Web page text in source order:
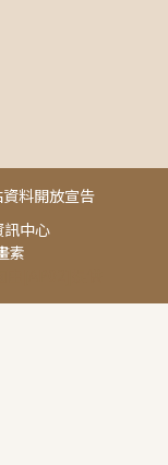
中心
素
由[AP02]提供
料開放宣告